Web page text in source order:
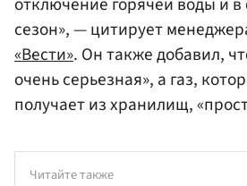
сезон», — цитирует
«Вести». Он также добавил,
очень серьезная», а газ,
получает из хранилищ,
Читайте также